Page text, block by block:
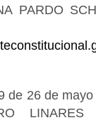
PARDO
de 26 de
LINARES